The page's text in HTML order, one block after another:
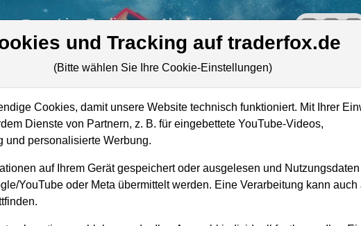
Live-Trading Akademie offizielle
Marktkapitalisierung 2,18 Mrd. USD
Unternehmenswert
Umsatz 1,48 Mrd. USD
Mit 74.6 %
und Tracking auf traderfox.de
(Bitte wählen Sie Ihre Cookie-Einstellungen)
Cookies, damit unsere Website technisch funktioniert. Mit Ihrer
Dienste von Partnern, z. B. für eingebettete YouTube-Videos,
und personalisierte Werbung.
auf Ihrem Gerät gespeichert oder ausgelesen und Nutzungsdaten
YouTube oder Meta übermittelt werden. Eine Verarbeitung kann